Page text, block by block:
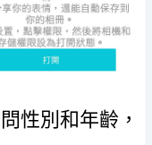
性別和年齡，